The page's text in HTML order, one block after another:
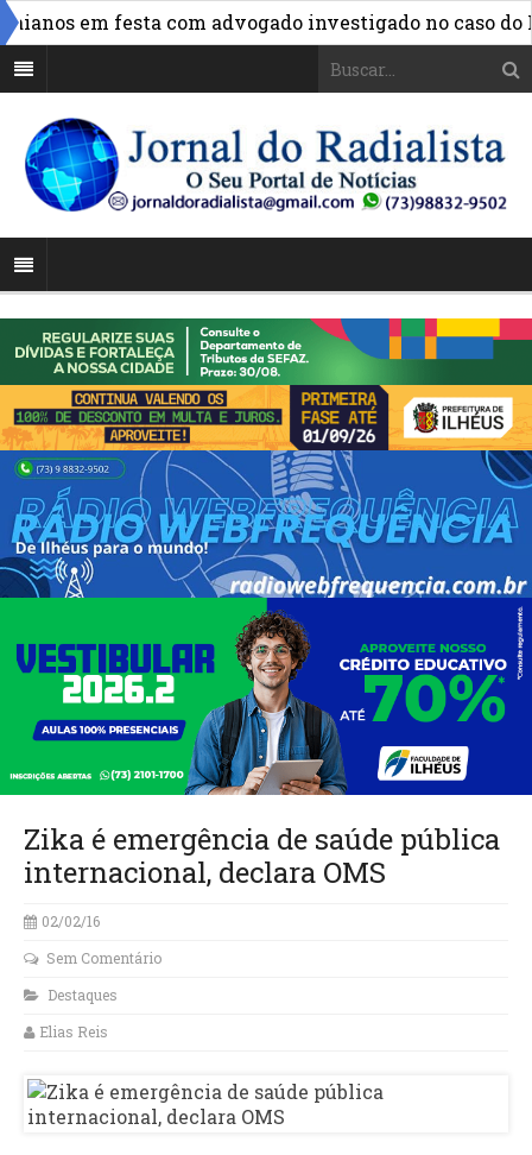
em festa com advogado investigado no caso do
Zika é emergência de saúde pública
internacional, declara OMS
02/02/16
Sem Comentário
Destaques
Elias Reis